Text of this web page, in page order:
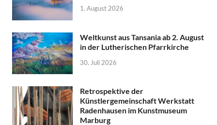
1. August 2026
Weltkunst aus Tansania ab 2. August
in der Lutherischen Pfarrkirche
30. Juli 2026
Retrospektive der
Künstlergemeinschaft Werkstatt
Radenhausen im Kunstmuseum
Marburg